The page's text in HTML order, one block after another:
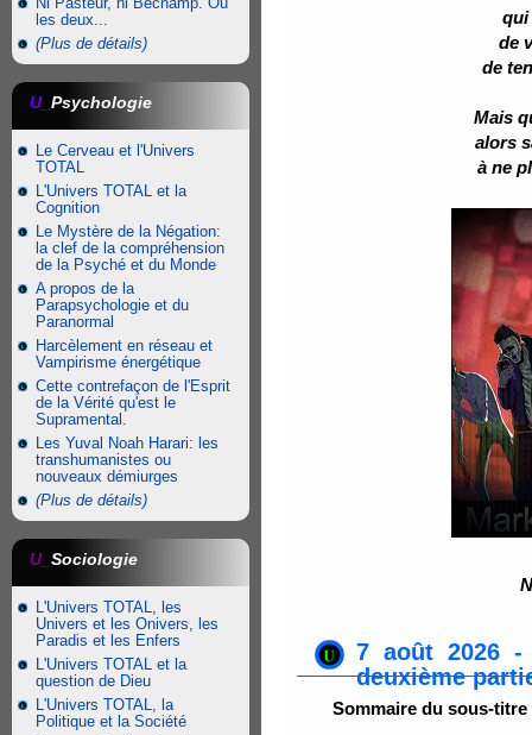
les deux...
(Plus de détails)
U_ Psychologie
Le Cerveau et l'Univers
TOTAL
L'Univers TOTAL et la
Cognition
Le Mystère de la Négation:
la clef de la compréhension
de la Psyché et du Monde
A propos de la
Parapsychologie et du
Paranormal
Harcèlement en réseau et
Vampirisme énergétique
Cette contrefaçon de l'Esprit
de la Vérité qu'est le
Supramental.
Les Yuval Noah Harari: les
transhumanistes ou
nouveaux démiurges
(Plus de détails)
U_ Sociologie
L'Univers TOTAL, les
Univers et les Onivers, les
Paradis et les Enfers
L'Univers TOTAL et la
question de Dieu
L'Univers TOTAL, la
Politique et la Société
qui
de
de
Mais
alors
à ne
7 août 2026 -
deuxième
Sommaire du sous-titre